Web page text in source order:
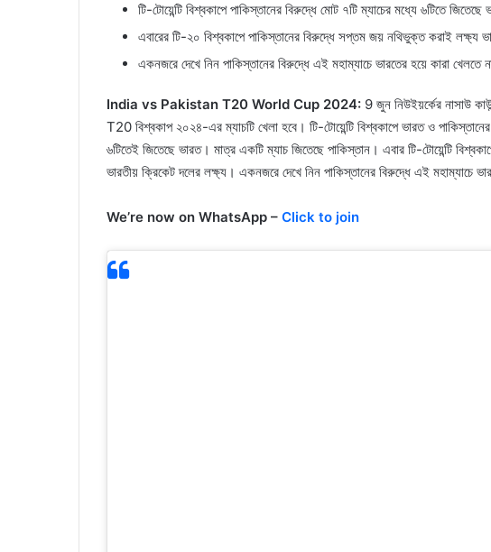
টি-টোয়েন্টি বিশ্বকাপে পাকিস্তানের বিরুদ্ধে মোট ৭টি ম্যাচের মধ্যে ৬টিতে
এবারের টি-২০ বিশ্বকাপে পাকিস্তানের বিরুদ্ধে সপ্তম জয় নথিভুক্ত করাই লক্ষ্য
একনজরে দেখে নিন পাকিস্তানের বিরুদ্ধে এই মহাম্যাচে ভারতের হয়ে কারা খেলতে
India vs Pakistan T20 World Cup 2024: 9 জুন নিউইয়র্কের নাসাউ
T20 বিশ্বকাপ ২০২৪-এর ম্যাচটি খেলা হবে। টি-টোয়েন্টি বিশ্বকাপে ভারত ও
৬টিতেই জিতেছে ভারত। মাত্র একটি ম্যাচ জিতেছে পাকিস্তান। এবার টি-টোয়েন্টি
ভারতীয় ক্রিকেট দলের লক্ষ্য। একনজরে দেখে নিন পাকিস্তানের বিরুদ্ধে এই মহাম্যাচে
We’re now on WhatsApp – Click to join